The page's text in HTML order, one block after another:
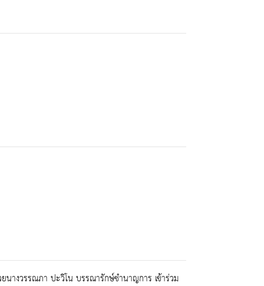
างวรรณภา ปะวิโน บรรณารักษ์ชำนาญการ เข้าร่วม